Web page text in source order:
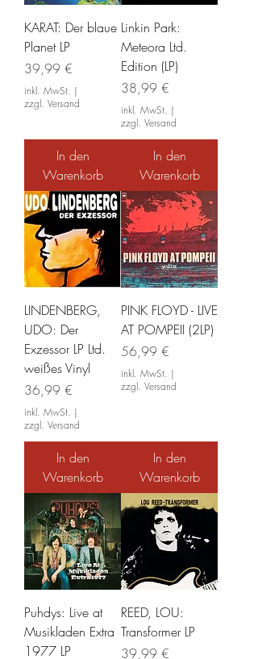
KARAT: Der blaue
Planet LP
Preis
39,99 €
inkl. MwSt. |
zzgl. Versand
In den
Warenkorb
Linkin Park:
Meteora Ltd.
Edition (LP)
Preis
38,99 €
inkl. MwSt. |
zzgl. Versand
In den
Warenkorb
LINDENBERG,
UDO: Der
Exzessor LP Ltd.
weißes Vinyl
Preis
36,99 €
inkl. MwSt. |
zzgl. Versand
In den
Warenkorb
PINK FLOYD - LIVE
AT POMPEII (2LP)
Preis
56,99 €
inkl. MwSt. |
zzgl. Versand
In den
Warenkorb
Puhdys: Live at
Musikladen Extra
1977 LP
REED, LOU:
Transformer LP
Preis
39,99 €